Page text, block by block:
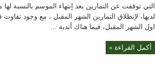
التي توقفت عن التمارين بعد إنتهاء الموسم بالنسبة
لديها، لإنطلاق التمارين الشهر المقبل ، مع وجود
اول الشهر المقبل، فيما هناك أندية ...
أكمل القراءة »